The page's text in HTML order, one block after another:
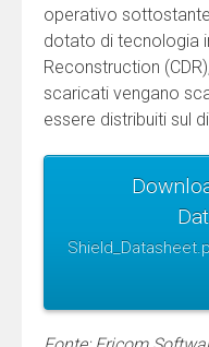
operativo
dotato di tecnologia
Reconstruction
scaricati vengano
essere distribuiti sul